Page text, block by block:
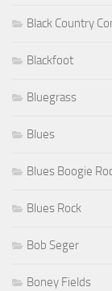
Black Country
Blackfoot
Bluegrass
Blues
Blues Boogie
Blues Rock
Bob Seger
Boney Fields